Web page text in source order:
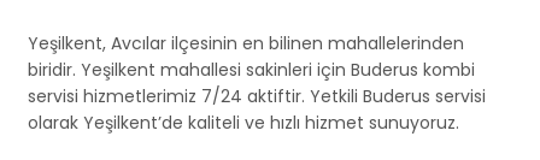
Yeşilkent, Avcılar ilçesinin en bilinen mahallelerinden
biridir. Yeşilkent mahallesi sakinleri için Buderus kombi
servisi hizmetlerimiz 7/24 aktiftir. Yetkili Buderus servisi
olarak Yeşilkent’de kaliteli ve hızlı hizmet sunuyoruz.